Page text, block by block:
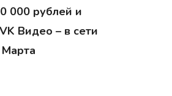
000 рублей и
Видео – в сети